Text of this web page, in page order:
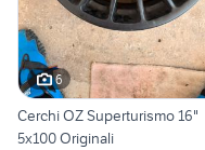
6
Cerchi OZ Superturismo 16"
5x100 Originali